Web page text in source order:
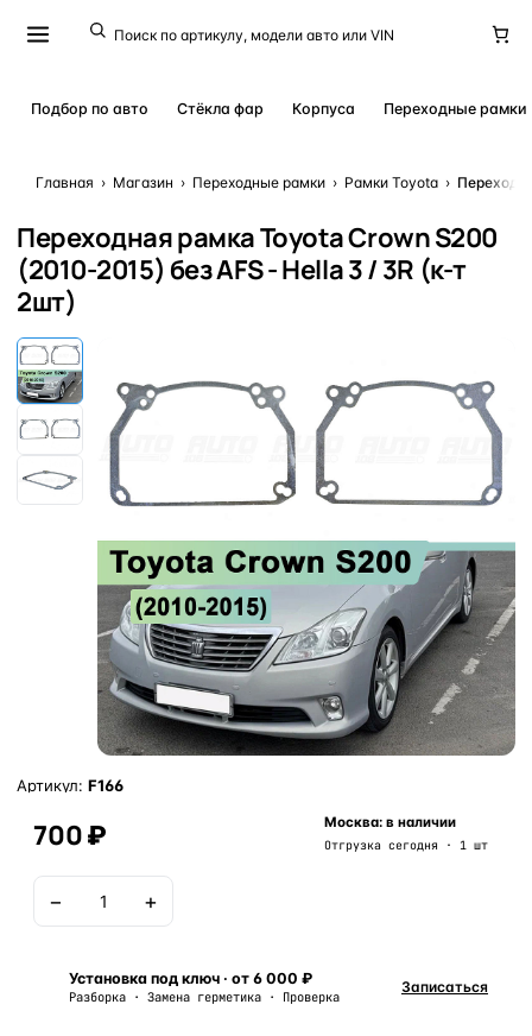
Подбор по авто Стёкла фар Корпуса Переходные рамки
Главная › Магазин › Переходные рамки › Рамки Toyota ›
Переходная рамка Toyota Crown S200
(2010-2015) без AFS - Hella 3 / 3R (к-т
2шт)
Артикул: F166
700 ₽ Москва: в наличии
Отгрузка сегодня · 1 шт
− +
Установка под ключ · от 6 000 ₽
Разборка · Замена герметика · Проверка
Записаться